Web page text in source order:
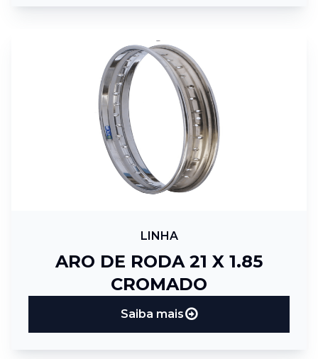
LINHA
ARO DE RODA 21 X 1.85
CROMADO
Saiba mais